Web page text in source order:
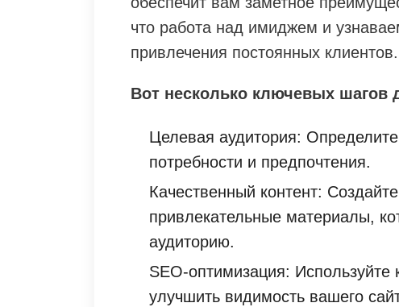
что работа над имиджем и
привлечения постоянных клиентов.
Вот несколько ключевых шагов
Целевая аудитория:
потребности и предпочтения.
Качественный контент:
привлекательные материалы,
аудиторию.
SEO-оптимизация:
улучшить видимость вашего